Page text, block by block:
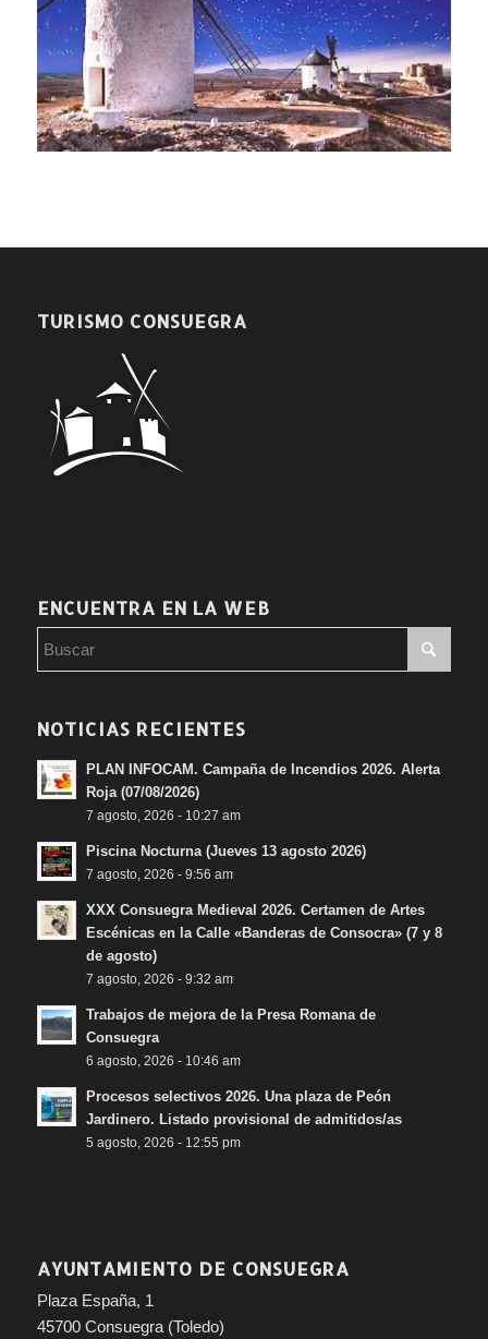
TURISMO CONSUEGRA
ENCUENTRA EN LA WEB
NOTICIAS RECIENTES
PLAN INFOCAM. Campaña de Incendios 2026. Alerta
Roja (07/08/2026)
7 agosto, 2026 - 10:27 am
Piscina Nocturna (Jueves 13 agosto 2026)
7 agosto, 2026 - 9:56 am
XXX Consuegra Medieval 2026. Certamen de Artes
Escénicas en la Calle «Banderas de Consocra» (7 y 8
de agosto)
7 agosto, 2026 - 9:32 am
Trabajos de mejora de la Presa Romana de
Consuegra
6 agosto, 2026 - 10:46 am
Procesos selectivos 2026. Una plaza de Peón
Jardinero. Listado provisional de admitidos/as
5 agosto, 2026 - 12:55 pm
AYUNTAMIENTO DE CONSUEGRA
Plaza España, 1
45700 Consuegra (Toledo)